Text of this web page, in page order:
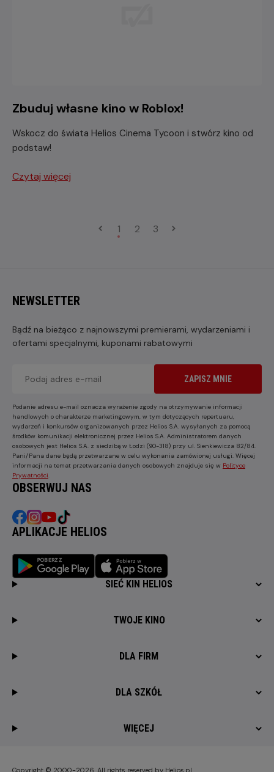
Zbuduj własne kino w Roblox!
Wskocz do świata Helios Cinema Tycoon i stwórz kino od
podstaw!
Czytaj więcej
1 2 3
NEWSLETTER
Bądź na bieżąco z najnowszymi premierami, wydarzeniami i
ofertami specjalnymi, kuponami rabatowymi
ZAPISZ MNIE
Podanie adresu e-mail oznacza wyrażenie zgody na otrzymywanie informacji
handlowych o charakterze marketingowym, w tym dotyczących repertuaru,
wydarzeń i konkursów organizowanych przez Helios S.A. wysyłanych za pomocą
środków komunikacji elektronicznej przez Helios S.A. Administratorem danych
osobowych jest Helios S.A. z siedzibą w Łodzi (90-318) przy ul. Sienkiewicza 82/84.
Pani/Pana dane będą przetwarzane w celu wykonania zamówionej usługi. Więcej
informacji na temat przetwarzania danych osobowych znajduje się w Polityce
Prywatności.
OBSERWUJ NAS
APLIKACJE HELIOS
SIEĆ KIN HELIOS
TWOJE KINO
DLA FIRM
DLA SZKÓŁ
WIĘCEJ
Copyright © 2000-2026. All rights reserved by Helios.pl